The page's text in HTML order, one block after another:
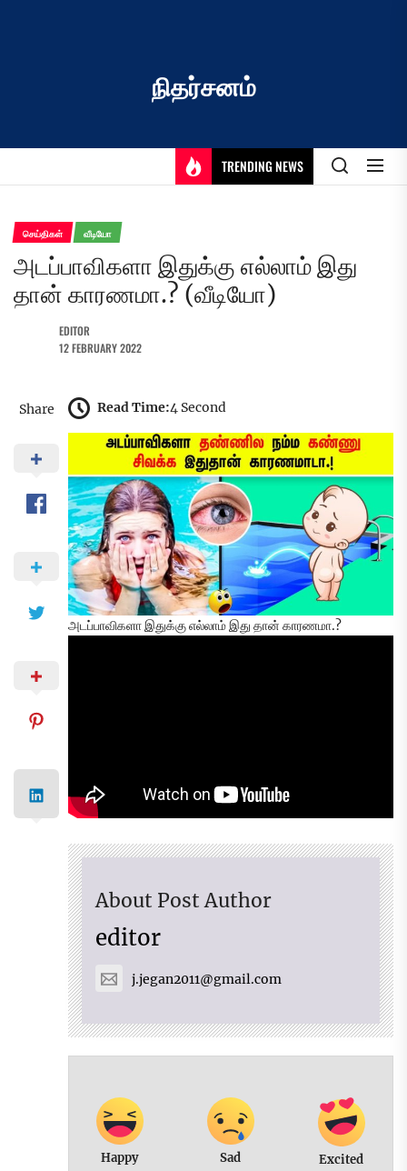
நிதர்சனம்
TRENDING NEWS
செய்திகள் வீடியோ
அடப்பாவிகளா இதுக்கு எல்லாம் இது
தான் காரணமா.? (வீடியோ)
EDITOR
12 FEBRUARY 2022
Share Read Time:4 Second
அடப்பாவிகளா இதுக்கு எல்லாம் இது தான் காரணமா.?
About Post Author
editor
j.jegan2011@gmail.com
Happy Sad Excited